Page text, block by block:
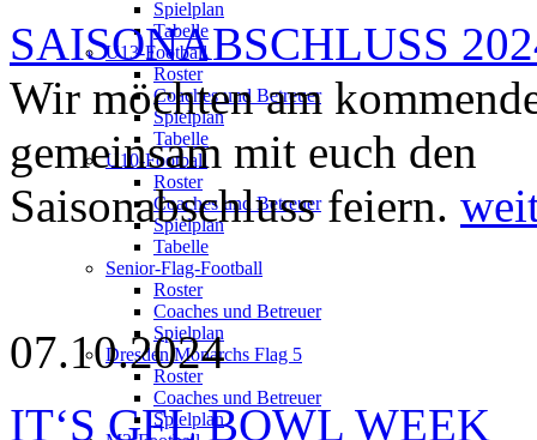
Spielplan
Tabelle
U13-Football
Roster
Coaches und Betreuer
Spielplan
Tabelle
U10-Football
Roster
Coaches und Betreuer
Spielplan
Tabelle
Senior-Flag-Football
Roster
Coaches und Betreuer
Spielplan
Dresden Monarchs Flag 5
Roster
Coaches und Betreuer
Spielplan
SAISONABSCHLUSS
Wir möchten am
gemeinsam mit euch den
Saisonabschluss feiern.
07.10.2024
IT‘S GFL BOWL WEEK